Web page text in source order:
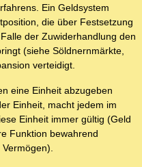
Ein Geldsystem
die über Festsetzung
der Zuwiderhandlung den
(siehe Söldnernmärkte,
verteidigt.
eine Einheit abzugeben
Einheit, macht jedem im
Einheit immer gültig (Geld
Funktion bewahrend